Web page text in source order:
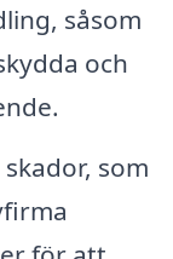
såsom
och
som